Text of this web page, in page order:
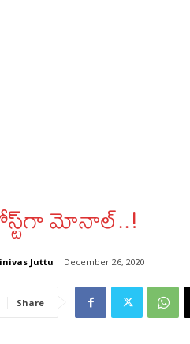
మోనాల్‌..!
Juttu December 26, 2020
Share